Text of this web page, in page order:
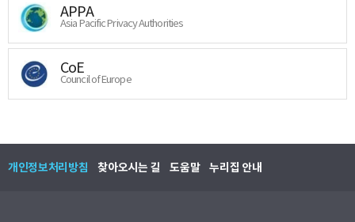
APPA
Asia Pacific Privacy Authorities
CoE
Council of Europe
개인정보처리방침 찾아오시는 길 도움말 누리집 안내